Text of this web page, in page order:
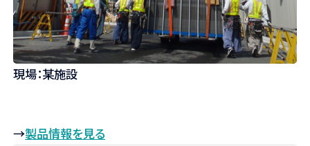
現場：某施設
→製品情報を見る